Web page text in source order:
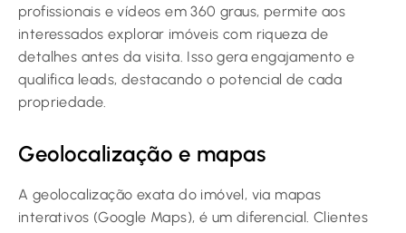
profissionais e vídeos em 360 graus, permite aos
interessados explorar imóveis com riqueza de
detalhes antes da visita. Isso gera engajamento e
qualifica leads, destacando o potencial de cada
propriedade.
Geolocalização e mapas
A geolocalização exata do imóvel, via mapas
interativos (Google Maps), é um diferencial. Clientes